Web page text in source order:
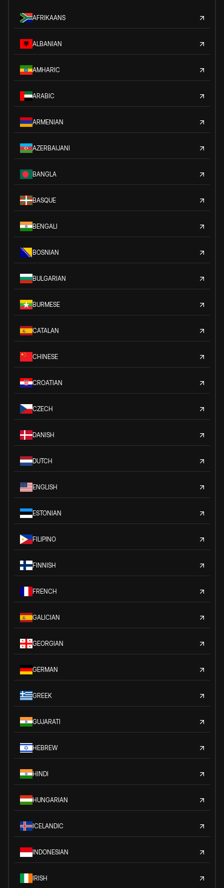
AFRIKAANS
ALBANIAN
AMHARIC
ARABIC
ARMENIAN
AZERBAIJANI
BANGLA
BASQUE
BENGALI
BOSNIAN
BULGARIAN
BURMESE
CATALAN
CHINESE
CROATIAN
CZECH
DANISH
DUTCH
ENGLISH
ESTONIAN
FILIPINO
FINNISH
FRENCH
GALICIAN
GEORGIAN
GERMAN
GREEK
GUJARATI
HEBREW
HINDI
HUNGARIAN
ICELANDIC
INDONESIAN
IRISH